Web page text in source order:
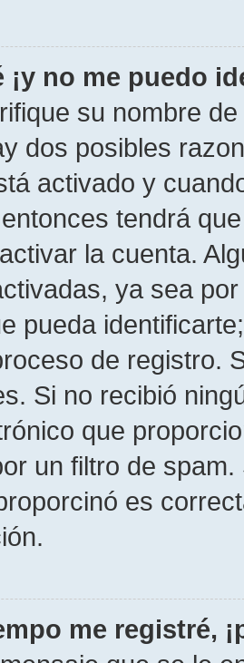
¡y no me puedo
su nombre
dos posibles
activado y
entonces tendrá
la cuenta.
ya sea
pueda
de registro.
Si no recibió
que
un filtro de
es
me registré,